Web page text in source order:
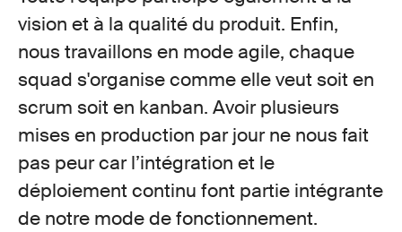
vision et à la qualité du produit. Enfin,
nous travaillons en mode agile, chaque
squad s'organise comme elle veut soit en
scrum soit en kanban. Avoir plusieurs
mises en production par jour ne nous fait
pas peur carl’intégration et le
déploiement continu font partie intégrante
de notre mode de fonctionnement.